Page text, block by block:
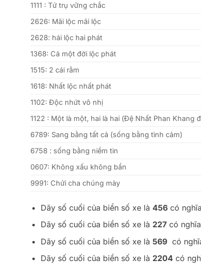
1111 : Tứ trụ vững chắc
2626: Mãi lộc mãi lộc
2628: hái lộc hai phát
1368: Cả một đời lộc phát
1515: 2 cái rằm
1618: Nhất lộc nhất phát
1102: Độc nhứt vô nhị
1122 : Một là một, hai là hai (Đệ Nhất Phan Khang
6789: Sang bằng tất cả (sống bằng tình cảm)
6758 : sống bằng niềm tin
0607: Không xấu không bẩn
9991: Chửi cha chúng mày
Dãy số cuối của biển số xe là 456có
Dãy số cuối của biển số xe là 227có
Dãy số cuối của biển số xe là 569có
Dãy số cuối của biển số xe là 2204 có